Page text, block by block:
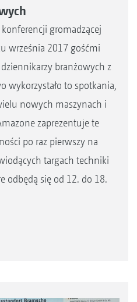
gromadzącej
września 2017 gośćmi
branżowych z
wykorzystało to spotkania,
nowych maszynach i
zaprezentuje te
po raz pierwszy na
targach techniki
odbędą się od 12. do 18.